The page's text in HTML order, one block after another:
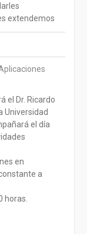
extendemos
el Dr. Ricardo
Universidad
el día
en
a
horas.